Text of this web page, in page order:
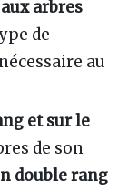
arbres
de
au
et sur le
de son
double rang